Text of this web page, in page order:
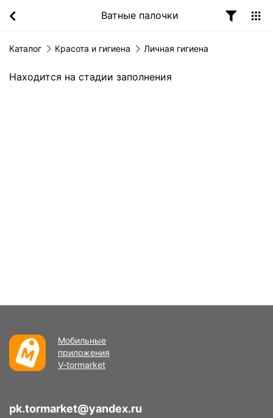
Ватные палочки
Каталог Красота и гигиена Личная гигиена
Находится на стадии заполнения
Мобильные
приложения
V-tormarket
pk.tormarket@yandex.ru